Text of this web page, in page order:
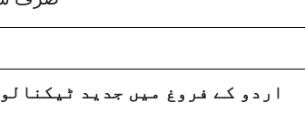
6. : اردو کے فروغ میں جدید